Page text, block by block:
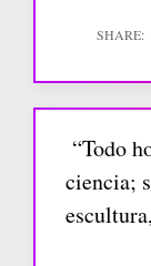
“Todo
ciencia;